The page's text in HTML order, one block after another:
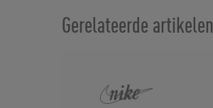
Gerelateerde artikelen